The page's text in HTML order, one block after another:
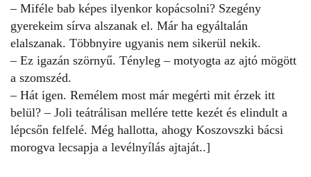
– Miféle bab képes ilyenkor kopácsolni? Szegény
gyerekeim sírva alszanak el. Már ha egyáltalán
elalszanak. Többnyire ugyanis nem sikerül nekik.
– Ez igazán szörnyű. Tényleg – motyogta az ajtó mögött
a szomszéd.
– Hát igen. Remélem most már megérti mit érzek itt
belül? – Joli teátrálisan mellére tette kezét és elindult a
lépcsőn felfelé. Még hallotta, ahogy Koszovszki bácsi
morogva lecsapja a levélnyílás ajtaját..]